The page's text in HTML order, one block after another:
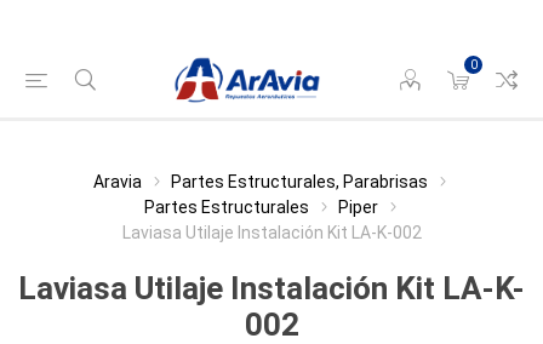
0
Aravia
Partes Estructurales, Parabrisas
Partes Estructurales
Piper
Laviasa Utilaje Instalación Kit LA-K-002
Laviasa Utilaje Instalación Kit LA-K-
002